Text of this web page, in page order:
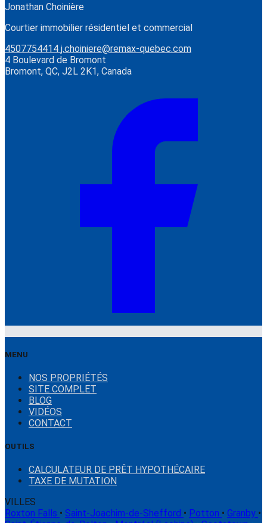
Jonathan Choinière
Courtier immobilier résidentiel et commercial
4507754414 j.choiniere@remax-quebec.com
4 Boulevard de Bromont
Bromont, QC, J2L 2K1, Canada
MENU
NOS PROPRIÉTÉS
SITE COMPLET
BLOG
VIDÉOS
CONTACT
OUTILS
CALCULATEUR DE PRÊT HYPOTHÉCAIRE
TAXE DE MUTATION
VILLES
Roxton Falls • Saint-Joachim-de-Shefford • Potton • Granby •